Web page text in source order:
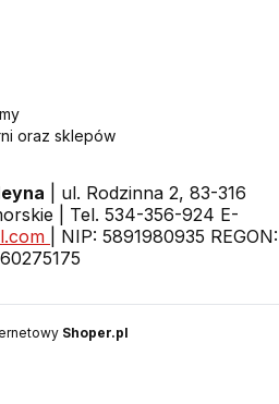
oraz sklepów
| ul. Rodzinna 2, 83-316
| Tel. 534-356-924 E-
| NIP: 5891980935 REGON:
Shoper.pl